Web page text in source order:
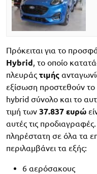
Πρόκειται για το
Hybrid, το οποίο
πλευράς τιμής
εξίσωση προστεθούν
hybrid σύνολο και το
τιμή των 37.837 ευρώ
αυτές τις
πληρέστατη σε όλα τα
περιλαμβάνει τα εξής:
6 αερόσακους